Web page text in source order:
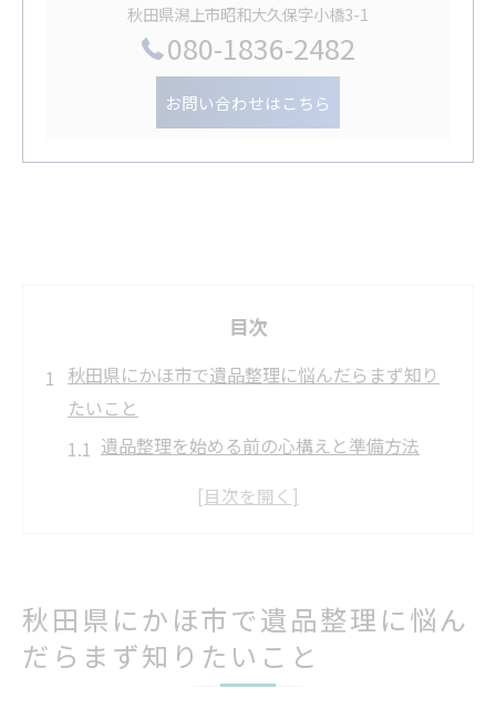
秋田県潟上市昭和大久保字小橋3-1
080-1836-2482
お問い合わせはこちら
目次
秋田県にかほ市で遺品整理に悩んだらまず知り
たいこと
遺品整理を始める前の心構えと準備方法
秋田県にかほ市で遺品整理に迷う理由と解
説
遺品整理を依頼する時の初歩的なポイント
秋田県にかほ市で遺品整理に悩ん
だらまず知りたいこと